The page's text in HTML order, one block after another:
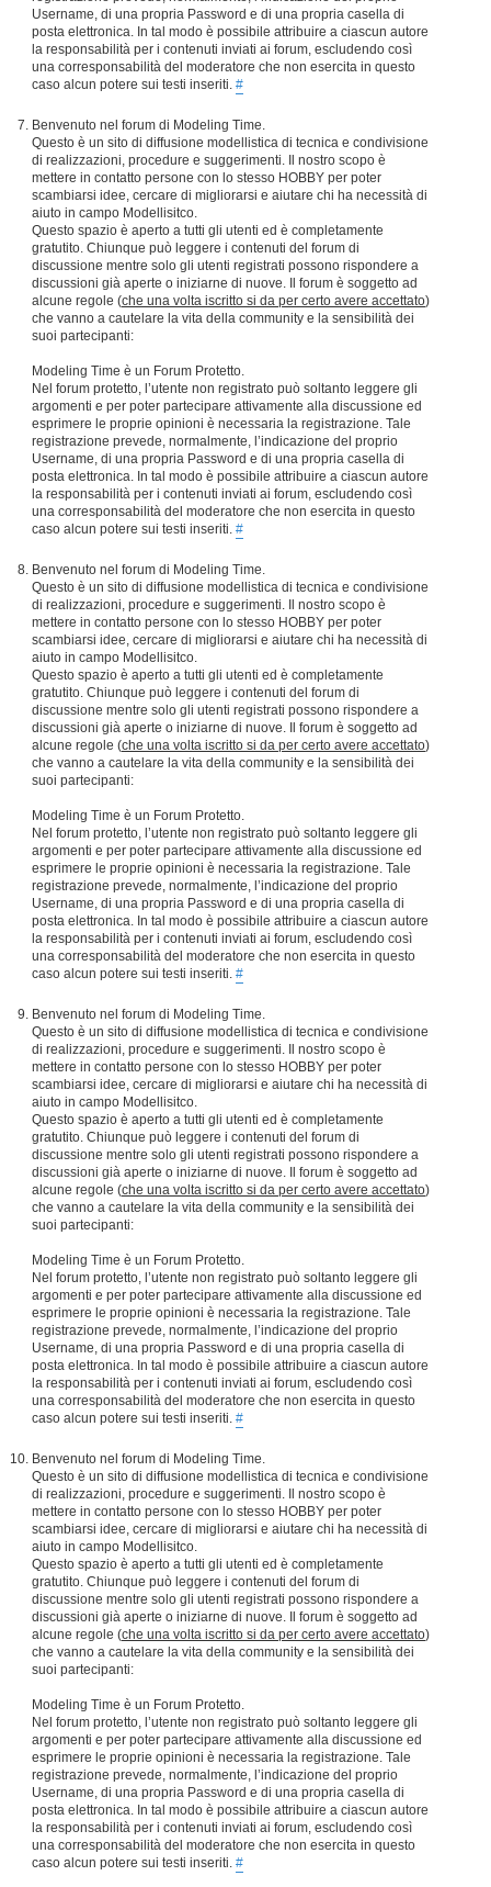
Username, di una propria Password e di una propria casella di
posta elettronica. In tal modo è possibile attribuire a ciascun autore
la responsabilità per i contenuti inviati ai forum, escludendo così
una corresponsabilità del moderatore che non esercita in questo
caso alcun potere sui testi inseriti. #
Benvenuto nel forum di Modeling Time.
Questo è un sito di diffusione modellistica di tecnica e condivisione
di realizzazioni, procedure e suggerimenti. Il nostro scopo è
mettere in contatto persone con lo stesso HOBBY per poter
scambiarsi idee, cercare di migliorarsi e aiutare chi ha necessità di
aiuto in campo Modellisitco.
Questo spazio è aperto a tutti gli utenti ed è completamente
gratutito. Chiunque può leggere i contenuti del forum di
discussione mentre solo gli utenti registrati possono rispondere a
discussioni già aperte o iniziarne di nuove. Il forum è soggetto ad
alcune regole (che una volta iscritto si da per certo avere accettato)
che vanno a cautelare la vita della community e la sensibilità dei
suoi partecipanti:
Modeling Time è un Forum Protetto.
Nel forum protetto, l’utente non registrato può soltanto leggere gli
argomenti e per poter partecipare attivamente alla discussione ed
esprimere le proprie opinioni è necessaria la registrazione. Tale
registrazione prevede, normalmente, l’indicazione del proprio
Username, di una propria Password e di una propria casella di
posta elettronica. In tal modo è possibile attribuire a ciascun autore
la responsabilità per i contenuti inviati ai forum, escludendo così
una corresponsabilità del moderatore che non esercita in questo
caso alcun potere sui testi inseriti. #
Benvenuto nel forum di Modeling Time.
Questo è un sito di diffusione modellistica di tecnica e condivisione
di realizzazioni, procedure e suggerimenti. Il nostro scopo è
mettere in contatto persone con lo stesso HOBBY per poter
scambiarsi idee, cercare di migliorarsi e aiutare chi ha necessità di
aiuto in campo Modellisitco.
Questo spazio è aperto a tutti gli utenti ed è completamente
gratutito. Chiunque può leggere i contenuti del forum di
discussione mentre solo gli utenti registrati possono rispondere a
discussioni già aperte o iniziarne di nuove. Il forum è soggetto ad
alcune regole (che una volta iscritto si da per certo avere accettato)
che vanno a cautelare la vita della community e la sensibilità dei
suoi partecipanti:
Modeling Time è un Forum Protetto.
Nel forum protetto, l’utente non registrato può soltanto leggere gli
argomenti e per poter partecipare attivamente alla discussione ed
esprimere le proprie opinioni è necessaria la registrazione. Tale
registrazione prevede, normalmente, l’indicazione del proprio
Username, di una propria Password e di una propria casella di
posta elettronica. In tal modo è possibile attribuire a ciascun autore
la responsabilità per i contenuti inviati ai forum, escludendo così
una corresponsabilità del moderatore che non esercita in questo
caso alcun potere sui testi inseriti. #
Benvenuto nel forum di Modeling Time.
Questo è un sito di diffusione modellistica di tecnica e condivisione
di realizzazioni, procedure e suggerimenti. Il nostro scopo è
mettere in contatto persone con lo stesso HOBBY per poter
scambiarsi idee, cercare di migliorarsi e aiutare chi ha necessità di
aiuto in campo Modellisitco.
Questo spazio è aperto a tutti gli utenti ed è completamente
gratutito. Chiunque può leggere i contenuti del forum di
discussione mentre solo gli utenti registrati possono rispondere a
discussioni già aperte o iniziarne di nuove. Il forum è soggetto ad
alcune regole (che una volta iscritto si da per certo avere accettato)
che vanno a cautelare la vita della community e la sensibilità dei
suoi partecipanti:
Modeling Time è un Forum Protetto.
Nel forum protetto, l’utente non registrato può soltanto leggere gli
argomenti e per poter partecipare attivamente alla discussione ed
esprimere le proprie opinioni è necessaria la registrazione. Tale
registrazione prevede, normalmente, l’indicazione del proprio
Username, di una propria Password e di una propria casella di
posta elettronica. In tal modo è possibile attribuire a ciascun autore
la responsabilità per i contenuti inviati ai forum, escludendo così
una corresponsabilità del moderatore che non esercita in questo
caso alcun potere sui testi inseriti. #
Benvenuto nel forum di Modeling Time.
Questo è un sito di diffusione modellistica di tecnica e condivisione
di realizzazioni, procedure e suggerimenti. Il nostro scopo è
mettere in contatto persone con lo stesso HOBBY per poter
scambiarsi idee, cercare di migliorarsi e aiutare chi ha necessità di
aiuto in campo Modellisitco.
Questo spazio è aperto a tutti gli utenti ed è completamente
gratutito. Chiunque può leggere i contenuti del forum di
discussione mentre solo gli utenti registrati possono rispondere a
discussioni già aperte o iniziarne di nuove. Il forum è soggetto ad
alcune regole (che una volta iscritto si da per certo avere accettato)
che vanno a cautelare la vita della community e la sensibilità dei
suoi partecipanti:
Modeling Time è un Forum Protetto.
Nel forum protetto, l’utente non registrato può soltanto leggere gli
argomenti e per poter partecipare attivamente alla discussione ed
esprimere le proprie opinioni è necessaria la registrazione. Tale
registrazione prevede, normalmente, l’indicazione del proprio
Username, di una propria Password e di una propria casella di
posta elettronica. In tal modo è possibile attribuire a ciascun autore
la responsabilità per i contenuti inviati ai forum, escludendo così
una corresponsabilità del moderatore che non esercita in questo
caso alcun potere sui testi inseriti. #